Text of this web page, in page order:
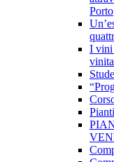
Porto
I vini